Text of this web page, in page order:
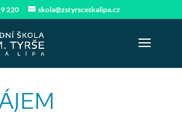
220 skola@zstyrsceskalipa.cz